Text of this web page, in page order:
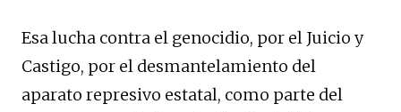
Esa lucha contra el genocidio, por el Juicio y
Castigo, por el desmantelamiento del
aparato represivo estatal, como parte del